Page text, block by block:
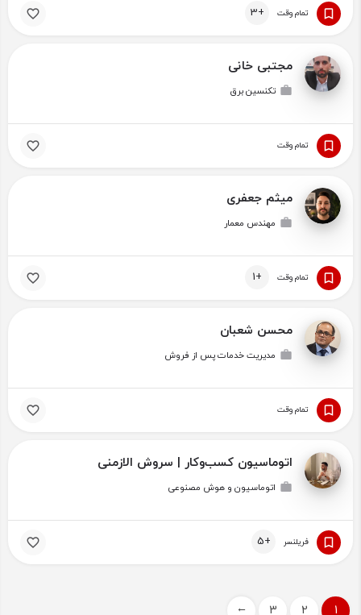
تمام وقت +3
مجتبی خانی
تکنسین برق
تمام وقت
میثم جعفری
مهندس معمار
تمام وقت +1
محسن شعبان
مدیریت خدمات پس از فروش
تمام وقت
اتوماسیون کسب‌وکار | سروش الازمنی
اتوماسیون و هوش مصنوعی
فریلنسر +5
1
2
3
→